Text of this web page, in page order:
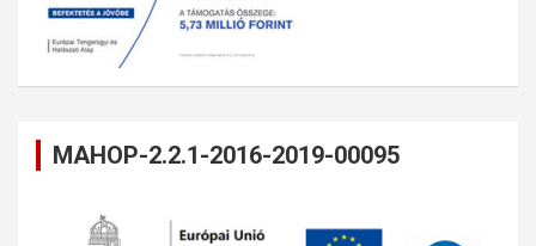
MAHOP-2.2.1-2016-2019-00095